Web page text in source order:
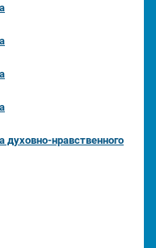
духовно-нравственного